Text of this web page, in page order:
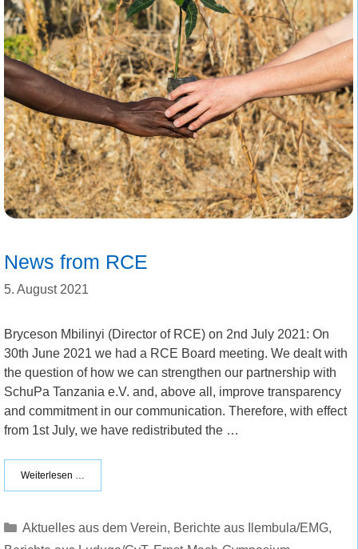
News from RCE
5. August 2021
Bryceson Mbilinyi (Director of RCE) on 2nd July 2021: On
30th June 2021 we had a RCE Board meeting. We dealt with
the question of how we can strengthen our partnership with
SchuPa Tanzania e.V. and, above all, improve transparency
and commitment in our communication. Therefore, with effect
from 1st July, we have redistributed the …
Weiterlesen …
Kategorien
Aktuelles aus dem Verein, Berichte aus Ilembula/EMG,